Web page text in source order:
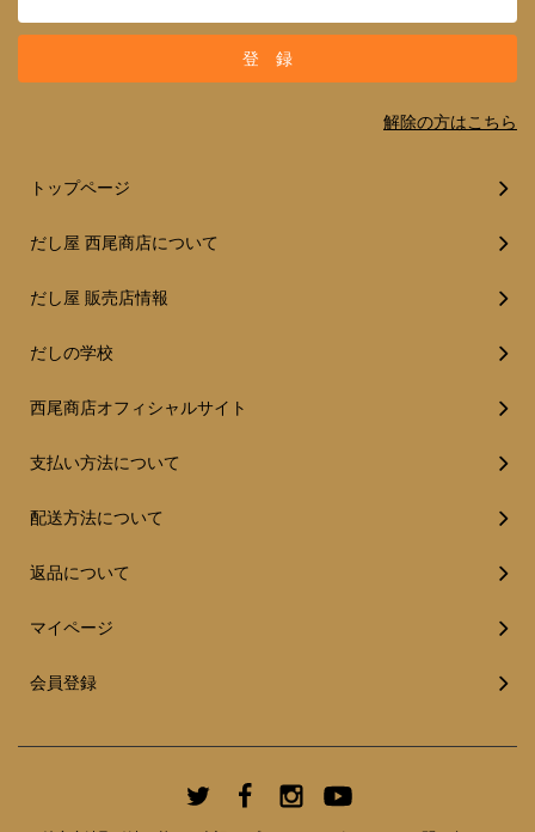
解除の方はこちら
トップページ
だし屋 西尾商店について
だし屋 販売店情報
だしの学校
西尾商店オフィシャルサイト
支払い方法について
配送方法について
返品について
マイページ
会員登録